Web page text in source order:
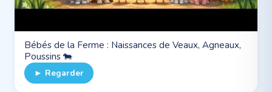
Bébés de la Ferme : Naissances de Veaux, Agneaux,
Poussins 🐄
► Regarder